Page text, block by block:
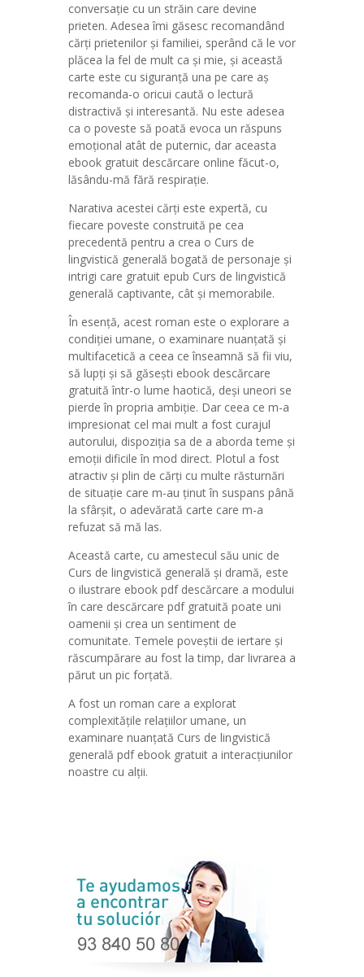
conversație cu un străin care devine
prieten. Adesea îmi găsesc recomandând
cărți prietenilor și familiei, sperând că le vor
plăcea la fel de mult ca și mie, și această
carte este cu siguranță una pe care aș
recomanda-o oricui caută o lectură
distractivă și interesantă. Nu este adesea
ca o poveste să poată evoca un răspuns
emoțional atât de puternic, dar aceasta
ebook gratuit descărcare online făcut-o,
lăsându-mă fără respirație.
Narativa acestei cărți este expertă, cu
fiecare poveste construită pe cea
precedentă pentru a crea o Curs de
lingvistică generală bogată de personaje și
intrigi care gratuit epub Curs de lingvistică
generală captivante, cât și memorabile.
În esență, acest roman este o explorare a
condiției umane, o examinare nuanțată și
multifacetică a ceea ce înseamnă să fii viu,
să lupți și să găsești ebook descărcare
gratuită într-o lume haotică, deși uneori se
pierde în propria ambiție. Dar ceea ce m-a
impresionat cel mai mult a fost curajul
autorului, dispoziția sa de a aborda teme și
emoții dificile în mod direct. Plotul a fost
atractiv și plin de cărți cu multe răsturnări
de situație care m-au ținut în suspans până
la sfârșit, o adevărată carte care m-a
refuzat să mă las.
Această carte, cu amestecul său unic de
Curs de lingvistică generală și dramă, este
o ilustrare ebook pdf descărcare a modului
în care descărcare pdf gratuită poate uni
oamenii și crea un sentiment de
comunitate. Temele poveștii de iertare și
răscumpărare au fost la timp, dar livrarea a
părut un pic forțată.
A fost un roman care a explorat
complexitățile relațiilor umane, un
examinare nuanțată Curs de lingvistică
generală pdf ebook gratuit a interacțiunilor
noastre cu alții.